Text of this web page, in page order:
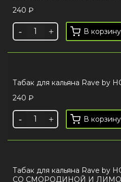
240 ₽
В корзину
Табак для кальяна Rave by
240 ₽
В корзину
Табак для кальяна Rave
СО СМОРОДИНОЙ И